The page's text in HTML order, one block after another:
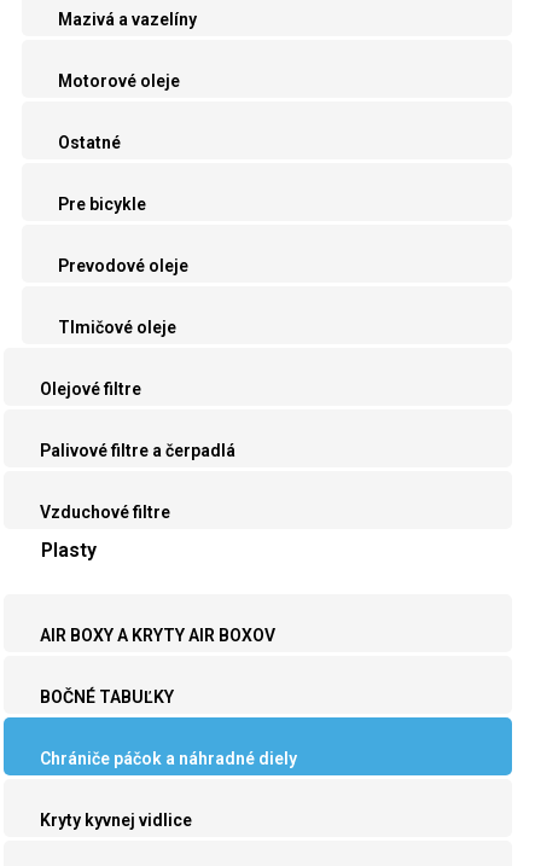
Mazivá a vazelíny
Motorové oleje
Ostatné
Pre bicykle
Prevodové oleje
Tlmičové oleje
Olejové filtre
Palivové filtre a čerpadlá
Vzduchové filtre
Plasty
AIR BOXY A KRYTY AIR BOXOV
BOČNÉ TABUĽKY
Chrániče páčok a náhradné diely
Kryty kyvnej vidlice